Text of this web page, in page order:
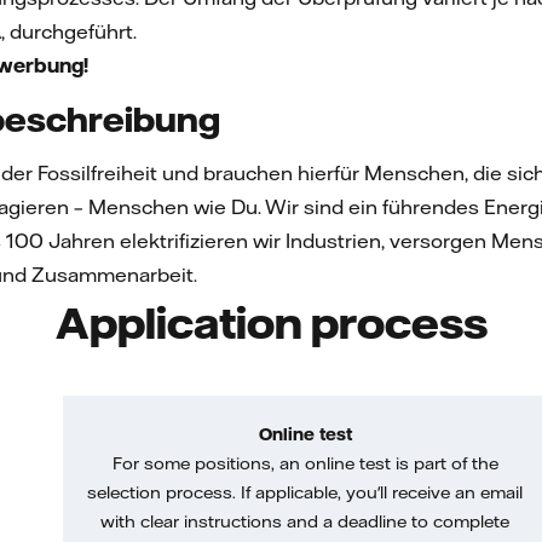
durchgeführt.
Fossilfreiheit und brauchen hierfür Menschen, die
– Menschen wie Du. Wir sind ein führendes
Jahren elektrifizieren wir Industrien, versorgen
Zusammenarbeit.
Application process
Online test
For some positions, an online test is part of the
selection process. If applicable, you'll receive an email
with clear instructions and a deadline to complete